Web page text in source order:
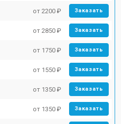
от 2200 ₽ Заказать
от 2850 ₽ Заказать
от 1750 ₽ Заказать
от 1550 ₽ Заказать
от 1350 ₽ Заказать
от 1350 ₽ Заказать